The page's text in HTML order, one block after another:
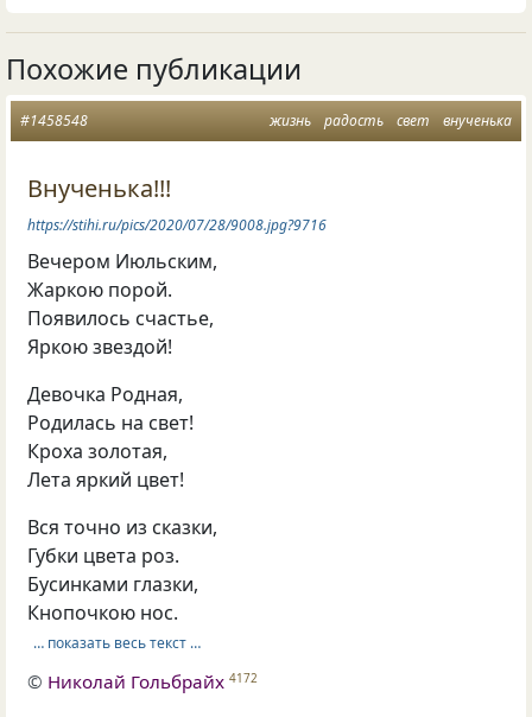
Похожие публикации
жизнь радость свет внученька
#1458548
Внученька!!!
https://stihi.ru/pics/2020/07/28/9008.jpg?9716
Вечером Июльским,
Жаркою порой.
Появилось счастье,
Яркою звездой!
Девочка Родная,
Родилась на свет!
Кроха золотая,
Лета яркий цвет!
Вся точно из сказки,
Губки цвета роз.
Бусинками глазки,
Кнопочкою нос.
… показать весь текст …
© Николай Гольбрайх 4172